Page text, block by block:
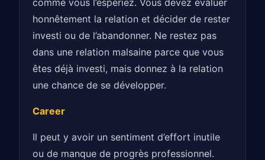
honnêtement la relation et décider de rester
investi ou de l’abandonner. Ne restez pas
dans une relation malsaine parce que vous
êtes déjà investi, mais donnez à la relation
une chance de se développer.
Career
Il peut y avoir un sentiment d’effort inutile
ou de manque de progrès professionnel.